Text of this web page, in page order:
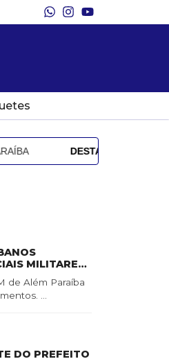
DESTAQUE
MILITARES
GERAIS
de Além Paraíba
...
DO PREFEITO